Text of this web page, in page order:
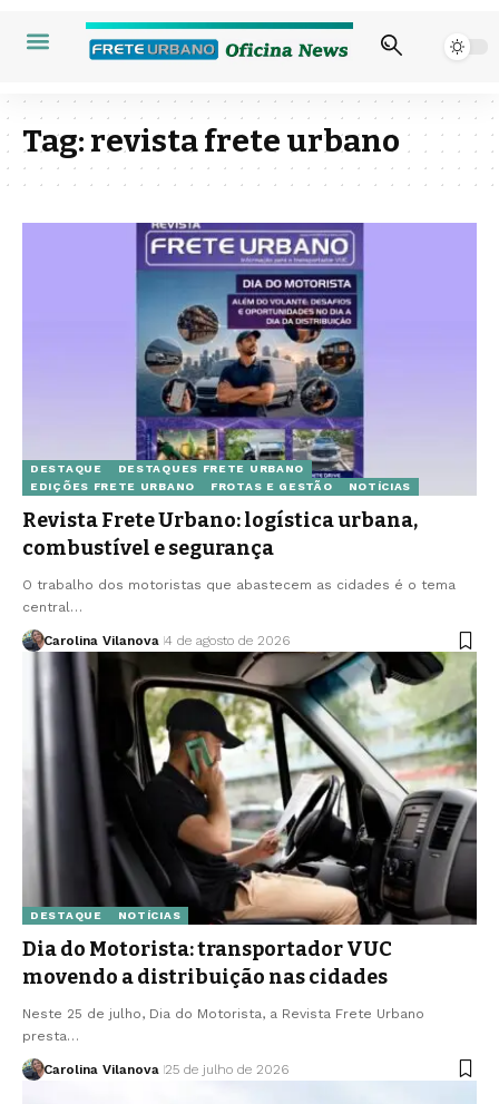
Tag:revista frete urbano
DESTAQUE
DESTAQUES FRETE URBANO
EDIÇÕES FRETE URBANO
FROTAS E GESTÃO NOTÍCIAS
Revista Frete Urbano: logística urbana,
combustível e segurança
O trabalho dos motoristas que abastecem as cidades é o tema
central…
Carolina Vilanova 4 de agosto de 2026
DESTAQUE NOTÍCIAS
Dia do Motorista: transportador VUC
movendo a distribuição nas cidades
Neste 25 de julho, Dia do Motorista, a Revista Frete Urbano
presta…
Carolina Vilanova 25 de julho de 2026